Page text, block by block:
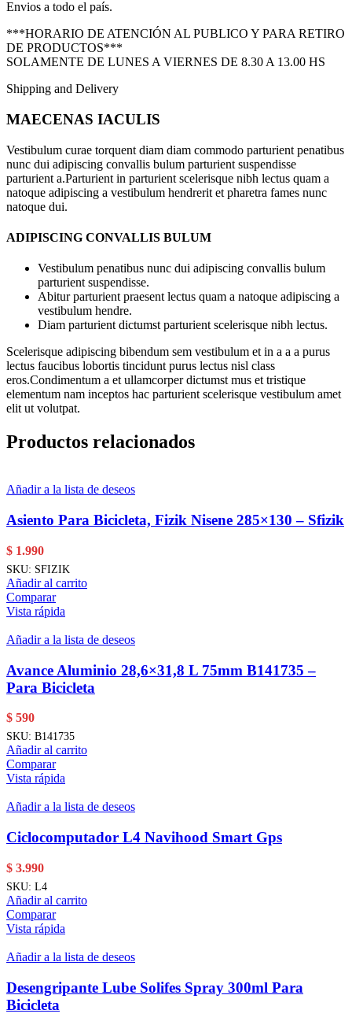
Envios a todo el país.
***HORARIO DE ATENCIÓN AL PUBLICO Y PARA RETIRO
DE PRODUCTOS***
SOLAMENTE DE LUNES A VIERNES DE 8.30 A 13.00 HS
Shipping and Delivery
MAECENAS IACULIS
Vestibulum curae torquent diam diam commodo parturient penatibus
nunc dui adipiscing convallis bulum parturient suspendisse
parturient a.Parturient in parturient scelerisque nibh lectus quam a
natoque adipiscing a vestibulum hendrerit et pharetra fames nunc
natoque dui.
ADIPISCING CONVALLIS BULUM
Vestibulum penatibus nunc dui adipiscing convallis bulum
parturient suspendisse.
Abitur parturient praesent lectus quam a natoque adipiscing a
vestibulum hendre.
Diam parturient dictumst parturient scelerisque nibh lectus.
Scelerisque adipiscing bibendum sem vestibulum et in a a a purus
lectus faucibus lobortis tincidunt purus lectus nisl class
eros.Condimentum a et ullamcorper dictumst mus et tristique
elementum nam inceptos hac parturient scelerisque vestibulum amet
elit ut volutpat.
Productos relacionados
Añadir a la lista de deseos
Asiento Para Bicicleta, Fizik Nisene 285×130 – Sfizik
$ 1.990
SKU: SFIZIK
Añadir al carrito
Comparar
Vista rápida
Añadir a la lista de deseos
Avance Aluminio 28,6×31,8 L 75mm B141735 –
Para Bicicleta
$ 590
SKU: B141735
Añadir al carrito
Comparar
Vista rápida
Añadir a la lista de deseos
Ciclocomputador L4 Navihood Smart Gps
$ 3.990
SKU: L4
Añadir al carrito
Comparar
Vista rápida
Añadir a la lista de deseos
Desengripante Lube Solifes Spray 300ml Para
Bicicleta